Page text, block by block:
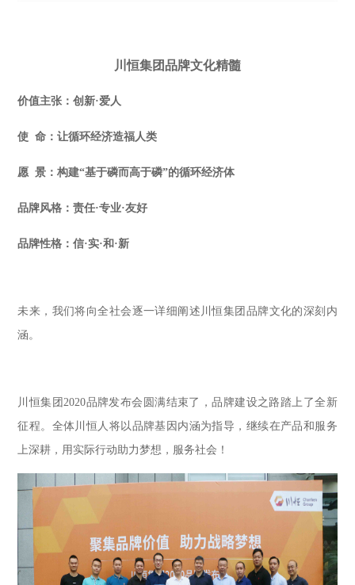
川恒集团品牌文化精髓
价值主张：创新·爱人
使 命：让循环经济造福人类
愿 景：构建“基于磷而高于磷”的循环经济体
品牌风格：责任·专业·友好
品牌性格：信·实·和·新
未来，我们将向全社会逐一详细阐述川恒集团品牌文化的深刻内
涵。
川恒集团2020品牌发布会圆满结束了，品牌建设之路踏上了全新
征程。全体川恒人将以品牌基因内涵为指导，继续在产品和服务
上深耕，用实际行动助力梦想，服务社会！